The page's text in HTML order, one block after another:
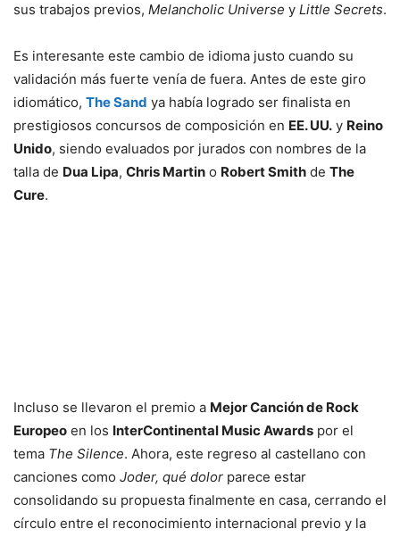
sus trabajos previos, Melancholic Universe y Little Secrets.
Es interesante este cambio de idioma justo cuando su
validación más fuerte venía de fuera. Antes de este giro
idiomático, The Sand ya había logrado ser finalista en
prestigiosos concursos de composición en EE. UU. y Reino
Unido, siendo evaluados por jurados con nombres de la
talla de Dua Lipa, Chris Martin o Robert Smith de The
Cure.
Incluso se llevaron el premio a Mejor Canción de Rock
Europeo en los InterContinental Music Awards por el
tema The Silence. Ahora, este regreso al castellano con
canciones como Joder, qué dolor parece estar
consolidando su propuesta finalmente en casa, cerrando el
círculo entre el reconocimiento internacional previo y la